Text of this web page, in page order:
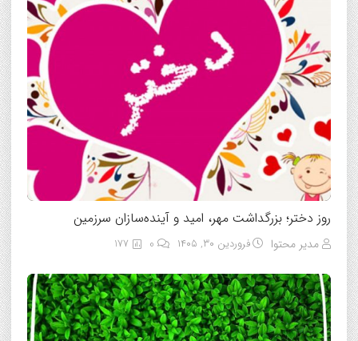
روز دختر؛ بزرگداشت مهر، امید و آینده‌سازان سرزمین
مدیر محتوا فروردین ۳۰, ۱۴۰۵ 177